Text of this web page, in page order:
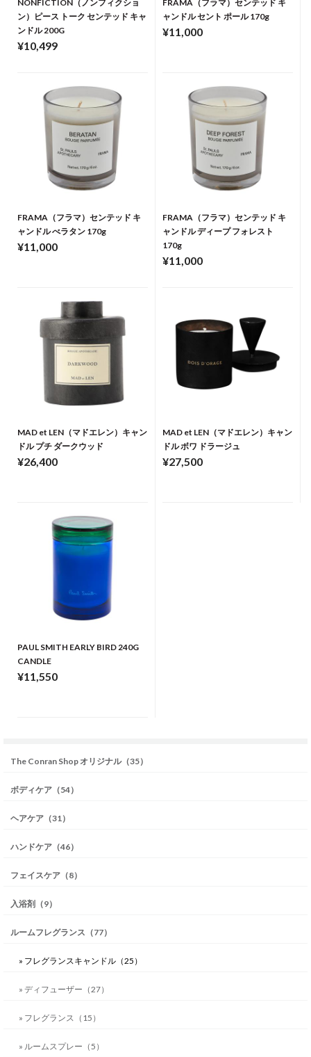
NONFICTION（ノンフィクショ
ン）ピース トーク センテッド キャ
ンドル 200G
¥10,499
FRAMA（フラマ）センテッド キ
ャンドル セント ポール 170g
¥11,000
FRAMA（フラマ）センテッド キ
ャンドル べラタン 170g
¥11,000
FRAMA（フラマ）センテッド キ
ャンドル ディープ フォレスト
170g
¥11,000
MAD et LEN（マドエレン）キャン
ドル プチ ダークウッド
¥26,400
MAD et LEN（マドエレン）キャン
ドル ボワ ドラージュ
¥27,500
PAUL SMITH EARLY BIRD 240G
CANDLE
¥11,550
The Conran Shop オリジナル（35）
ボディケア（54）
ヘアケア（31）
ハンドケア（46）
フェイスケア（8）
入浴剤（9）
ルームフレグランス（77）
» フレグランスキャンドル（25）
» ディフューザー（27）
» フレグランス（15）
» ルームスプレー（5）